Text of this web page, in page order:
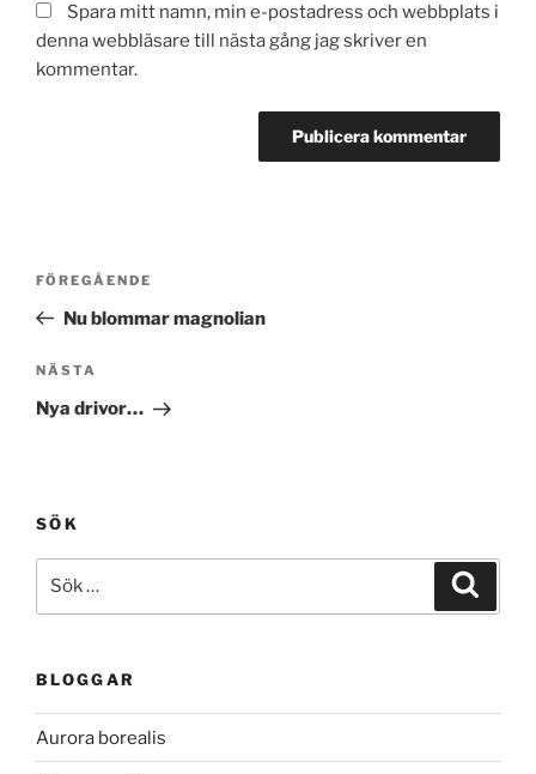
Spara mitt namn, min e-postadress och webbplats i
denna webbläsare till nästa gång jag skriver en
kommentar.
Inläggsnavigering
Föregående
inlägg
FÖREGÅENDE
Nu blommar magnolian
Nästa
inlägg
NÄSTA
Nya drivor…
SÖK
efter:
BLOGGAR
Aurora borealis